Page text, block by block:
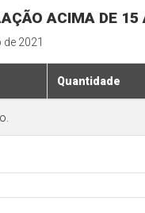
ACIMA DE 15
2021
Quantidade